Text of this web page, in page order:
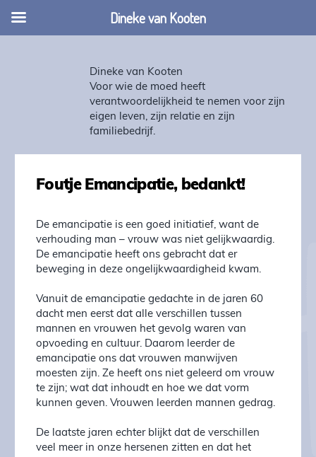
Dineke van Kooten
Voor wie de moed heeft
verantwoordelijkheid te nemen voor zijn
eigen leven, zijn relatie en zijn
familiebedrijf.
Foutje Emancipatie, bedankt!
De emancipatie is een goed initiatief, want de
verhouding man – vrouw was niet gelijkwaardig.
De emancipatie heeft ons gebracht dat er
beweging in deze ongelijkwaardigheid kwam.
Vanuit de emancipatie gedachte in de jaren 60
dacht men eerst dat alle verschillen tussen
mannen en vrouwen het gevolg waren van
opvoeding en cultuur. Daarom leerder de
emancipatie ons dat vrouwen manwijven
moesten zijn. Ze heeft ons niet geleerd om vrouw
te zijn; wat dat inhoudt en hoe we dat vorm
kunnen geven. Vrouwen leerden mannen gedrag.
De laatste jaren echter blijkt dat de verschillen
veel meer in onze hersenen zitten en dat het
Dineke van Kooten